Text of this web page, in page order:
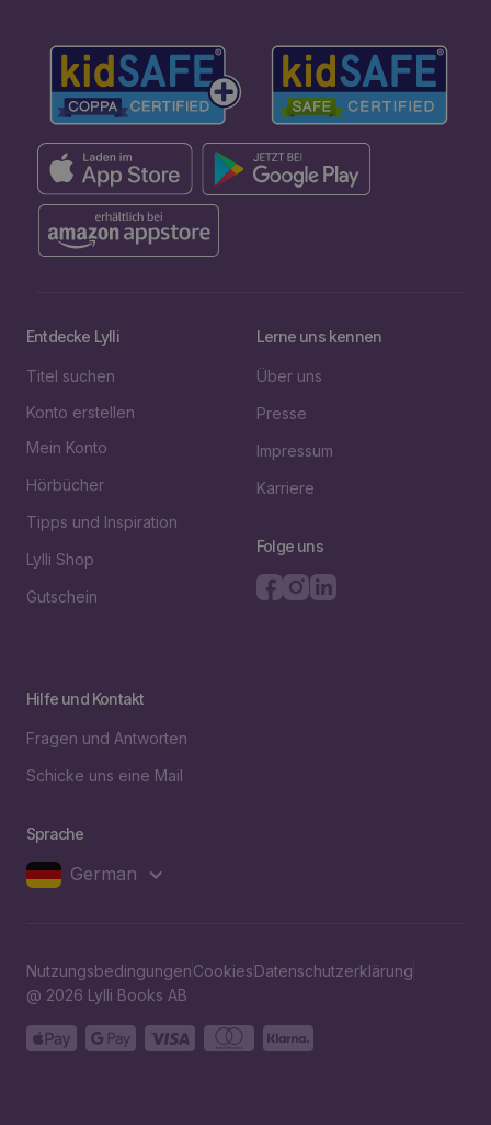
Entdecke Lylli
Titel suchen
Konto erstellen
Mein Konto
Hörbücher
Tipps und Inspiration
Lylli Shop
Gutschein
Lerne uns kennen
Über uns
Presse
Impressum
Karriere
Folge uns
Hilfe und Kontakt
Fragen und Antworten
Schicke uns eine Mail
Sprache
German
NutzungsbedingungenCookiesDatenschutzerklärung
@ 2026 Lylli Books AB